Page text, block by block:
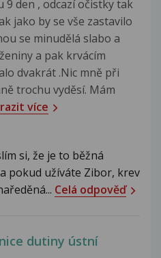
9 den , odcazí očistky tak
jako by se vše zastavilo
se minudělá slabo a
a pak krvácím
dvakrát .Nic mně při
trochu vyděsí. Mám
více
si, že je to běžná
pokud užíváte Zibor, krev
Celá odpověď
dutiny ústní